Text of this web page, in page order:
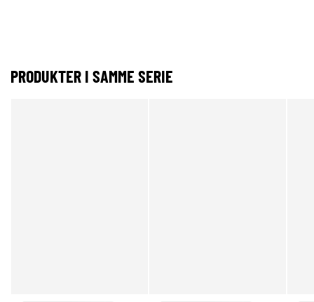
PRODUKTER I SAMME SERIE